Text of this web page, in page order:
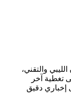
والتقني،
24، أعمل على تغطية آخر
إخباري دقيق